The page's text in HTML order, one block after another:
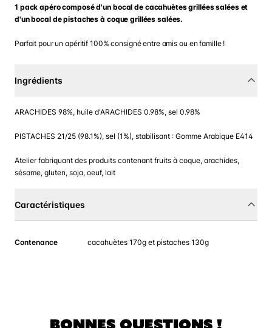
1 pack apéro composé d'un bocal de cacahuètes grillées salées et
d'un bocal de pistaches à coque grillées salées.
Parfait pour un apéritif 100% consigné entre amis ou en famille !
Ingrédients
ARACHIDES 98%, huile d'ARACHIDES 0.98%, sel 0.98%
PISTACHES 21/25 (98.1%), sel (1%), stabilisant : Gomme Arabique E414
Atelier fabriquant des produits contenant fruits à coque, arachides,
sésame, gluten, soja, oeuf, lait
Caractéristiques
Contenance cacahuètes 170g et pistaches 130g